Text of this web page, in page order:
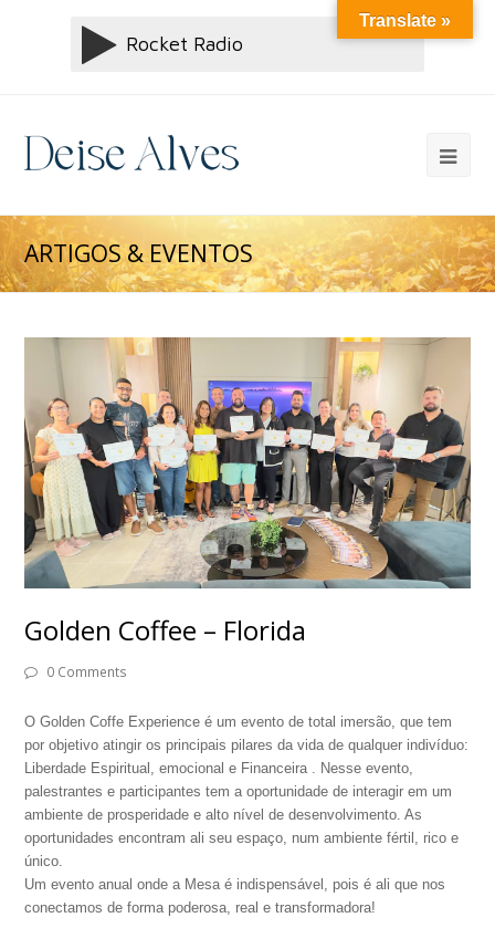
ARTIGOS & EVENTOS
Golden Coffee – Florida
0 Comments
O Golden Coffe Experience é um evento de total imersão, que tem
por objetivo atingir os principais pilares da vida de qualquer indivíduo:
Liberdade Espiritual, emocional e Financeira . Nesse evento,
palestrantes e participantes tem a oportunidade de interagir em um
ambiente de prosperidade e alto nível de desenvolvimento. As
oportunidades encontram ali seu espaço, num ambiente fértil, rico e
único.
Um evento anual onde a Mesa é indispensável, pois é ali que nos
conectamos de forma poderosa, real e transformadora!
Translate »